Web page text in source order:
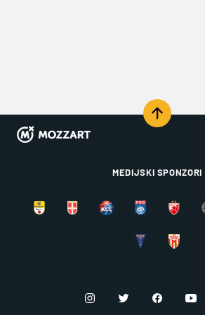
MEDIJSKI SPONZORI